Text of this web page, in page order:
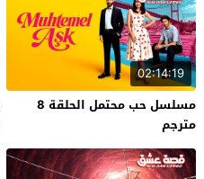
02:14:19
مسلسل حب محتمل الحلقة 8
مترجم